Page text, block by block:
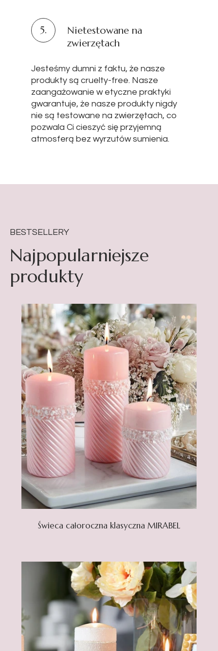
5.
Nietestowane na
zwierzętach
Jesteśmy dumni z faktu, że nasze
produkty są cruelty-free. Nasze
zaangażowanie w etyczne praktyki
gwarantuje, że nasze produkty nigdy
nie są testowane na zwierzętach, co
pozwala Ci cieszyć się przyjemną
atmosferą bez wyrzutów sumienia.
Świeca całoroczna klasyczna MIRABEL
BESTSELLERY
Najpopularniejsze
produkty